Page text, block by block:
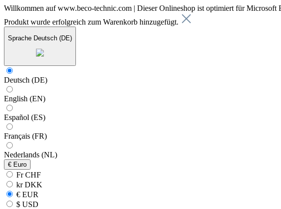
Willkommen auf www.beco-technic.com | Dieser Onlineshop ist optimiert für
Produkt wurde erfolgreich zum Warenkorb hinzugefügt.
Sprache Deutsch (DE)
Deutsch (DE)
English (EN)
Español (ES)
Français (FR)
Nederlands (NL)
€ Euro
Fr CHF
kr DKK
€ EUR
$ USD